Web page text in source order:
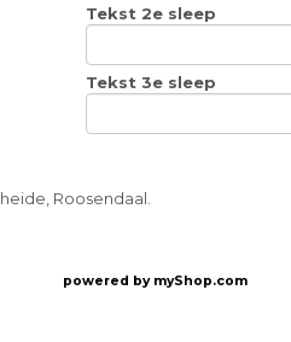
Tekst 2e sleep
Tekst 3e sleep
Roosendaal.
powered by myShop.com